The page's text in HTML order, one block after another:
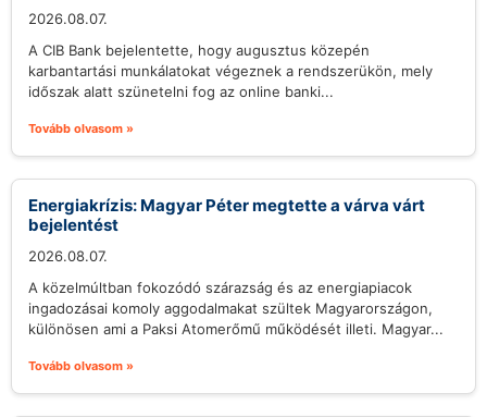
2026.08.07.
A CIB Bank bejelentette, hogy augusztus közepén
karbantartási munkálatokat végeznek a rendszerükön, mely
időszak alatt szünetelni fog az online banki...
Tovább olvasom »
Energiakrízis: Magyar Péter megtette a várva várt
bejelentést
2026.08.07.
A közelmúltban fokozódó szárazság és az energiapiacok
ingadozásai komoly aggodalmakat szültek Magyarországon,
különösen ami a Paksi Atomerőmű működését illeti. Magyar...
Tovább olvasom »